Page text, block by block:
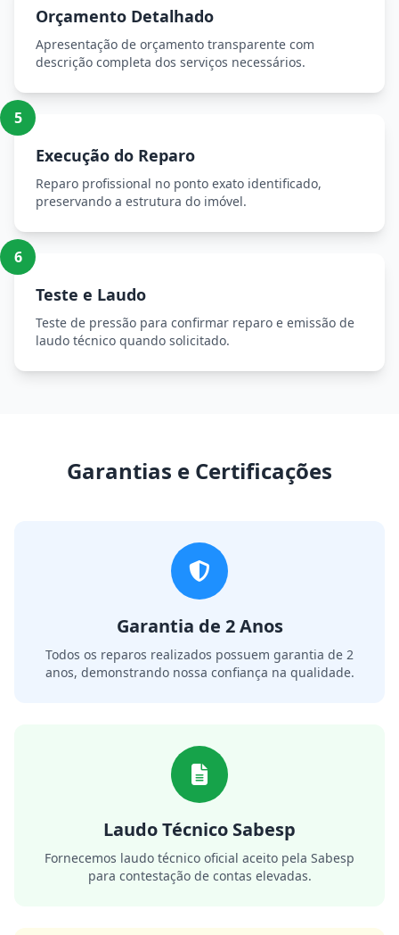
Orçamento Detalhado
Apresentação de orçamento transparente com
descrição completa dos serviços necessários.
5
Execução do Reparo
Reparo profissional no ponto exato identificado,
preservando a estrutura do imóvel.
6
Teste e Laudo
Teste de pressão para confirmar reparo e emissão de
laudo técnico quando solicitado.
Garantias e Certificações
Garantia de 2 Anos
Todos os reparos realizados possuem garantia de 2
anos, demonstrando nossa confiança na qualidade.
Laudo Técnico Sabesp
Fornecemos laudo técnico oficial aceito pela Sabesp
para contestação de contas elevadas.